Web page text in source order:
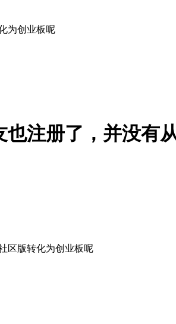
为创业板呢
注册了，并没有
区版转化为创业板呢